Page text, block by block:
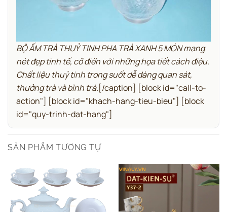
BỘ ẤM TRÀ THUỶ TINH PHA TRÀ XANH 5 MÓN mang
nét đẹp tinh tế, cổ điển với những họa tiết cách điệu.
Chất liệu thuỷ tinh trong suốt dễ dàng quan sát,
thưởng trà và bình trà.[/caption] [block id="call-to-
action"] [block id="khach-hang-tieu-bieu"] [block
id="quy-trinh-dat-hang"]
SẢN PHẨM TƯƠNG TỰ